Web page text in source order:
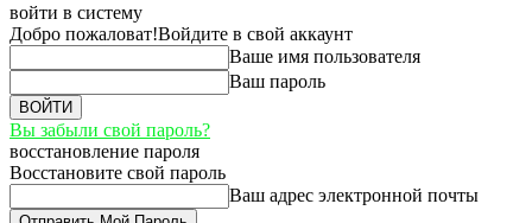
войти в систему
Добро пожаловат!Войдите в свой аккаунт
Ваше имя пользователя
Ваш пароль
Вы забыли свой пароль?
восстановление пароля
Восстановите свой пароль
Ваш адрес электронной почты